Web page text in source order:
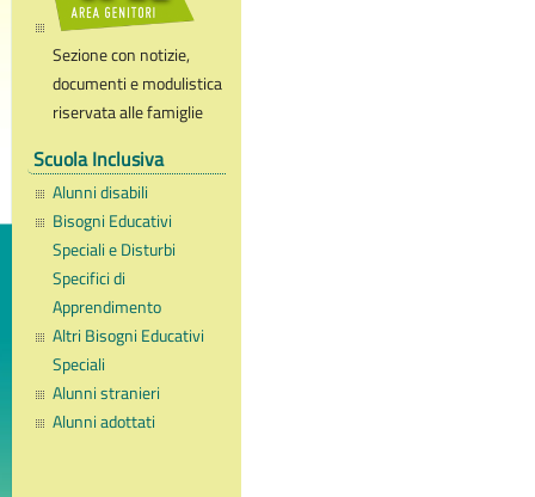
Sezione con notizie,
documenti e modulistica
riservata alle famiglie
Scuola Inclusiva
Alunni disabili
Bisogni Educativi
Speciali e Disturbi
Specifici di
Apprendimento
Altri Bisogni Educativi
Speciali
Alunni stranieri
Alunni adottati